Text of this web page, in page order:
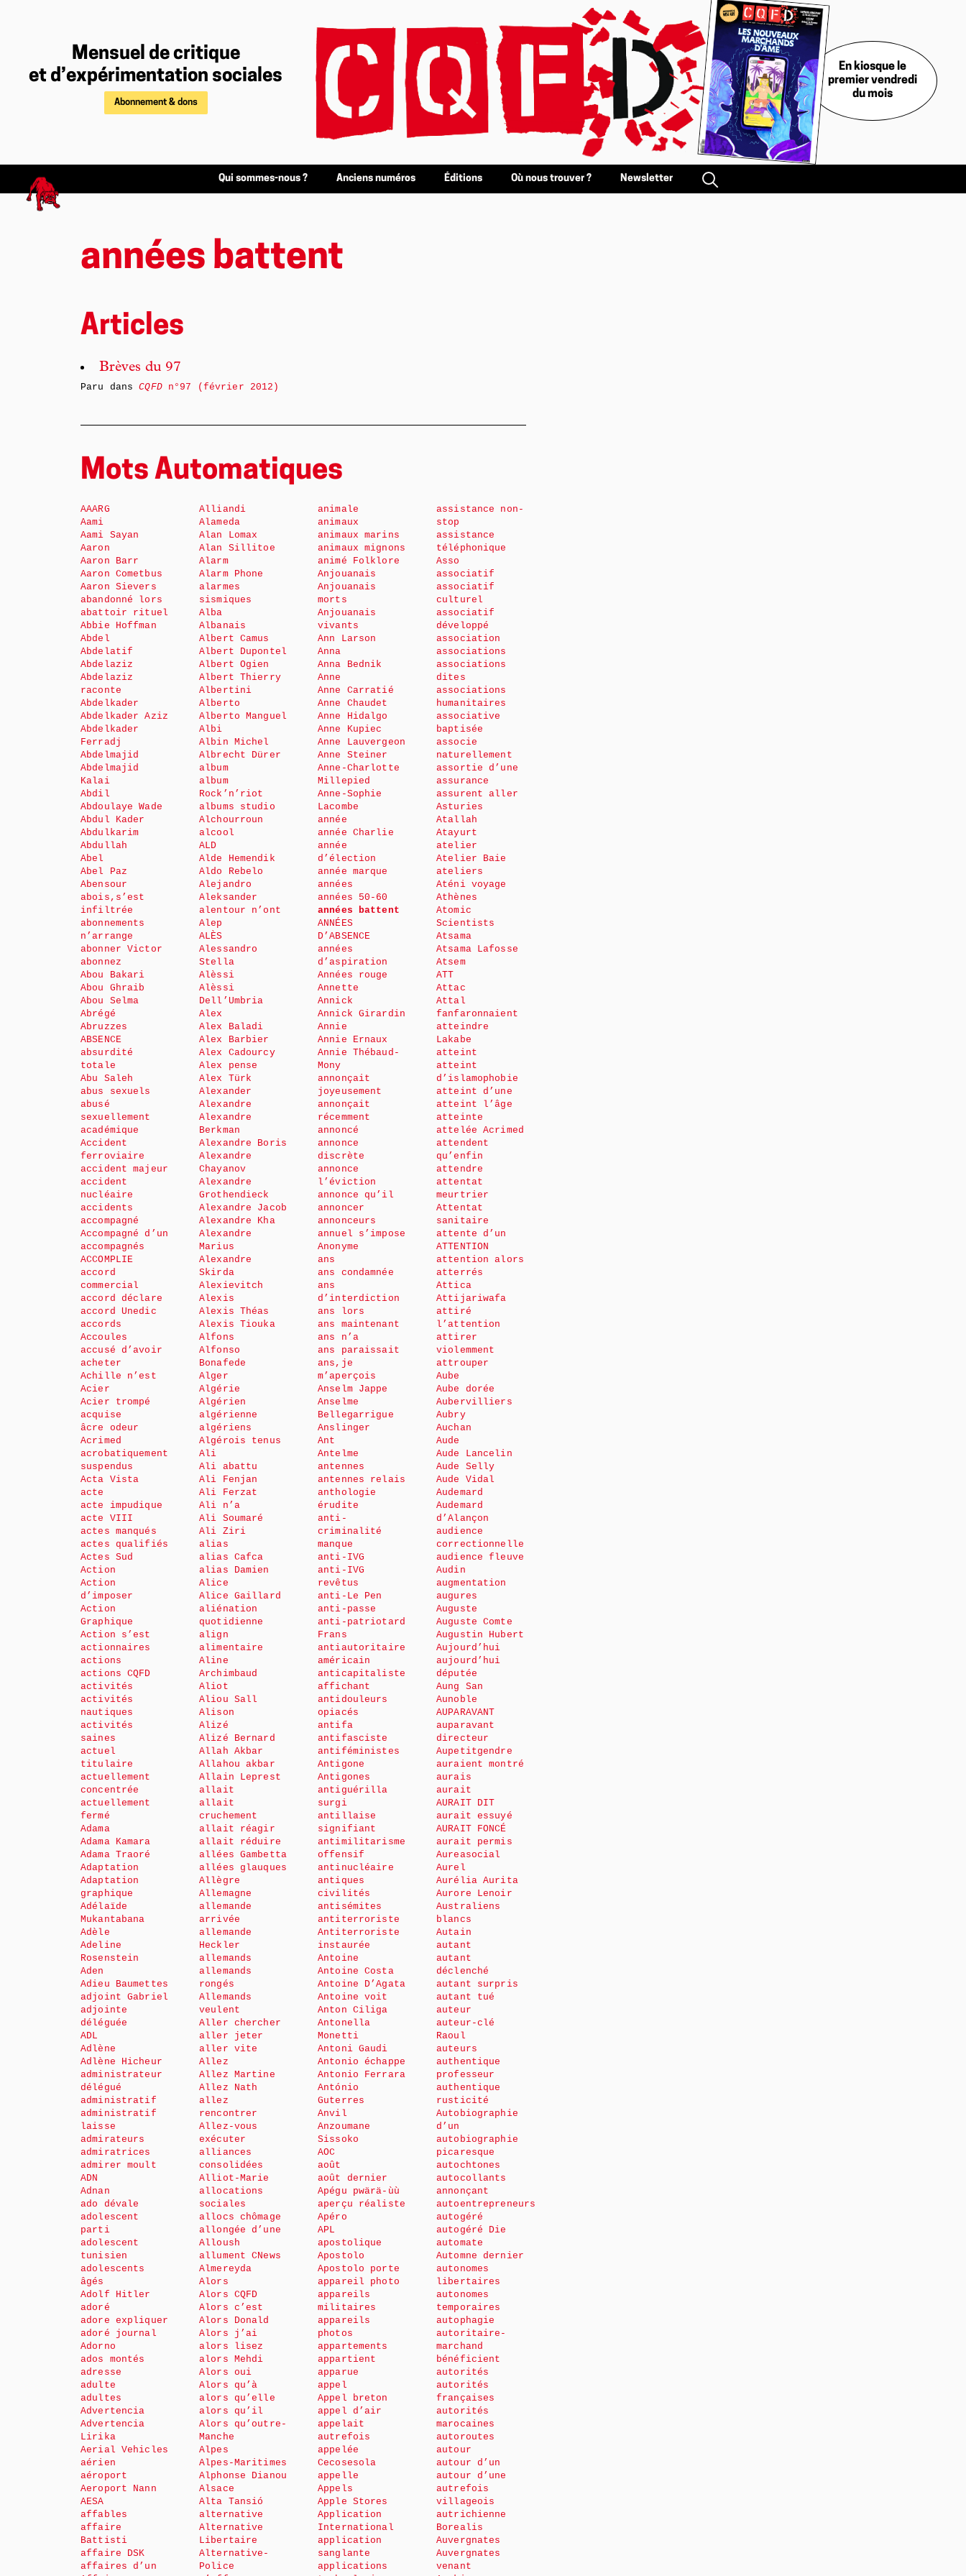
Mensuel de critique
et d’expérimentation sociales
Abonnement & dons
En kiosque le
premier vendredi
du mois
Qui sommes-nous ? Anciens numéros Éditions Où nous trouver ? Newsletter
années battent
Articles
Brèves du 97
Paru dansCQFDn°97 (février 2012)
Mots Automatiques
AAARG
Aami
Aami Sayan
Aaron
Aaron Barr
Aaron Cometbus
Aaron Sievers
abandonné lors
abattoir rituel
Abbie Hoffman
Abdel
Abdelatif
Abdelaziz
Abdelaziz
raconte
Abdelkader
Abdelkader Aziz
Abdelkader
Ferradj
Abdelmajid
Abdelmajid
Kalai
Abdil
Abdoulaye Wade
Abdul Kader
Abdulkarim
Abdullah
Abel
Abel Paz
Abensour
abois,s’est
infiltrée
abonnements
n’arrange
abonner Victor
abonnez
Abou Bakari
Abou Ghraib
Abou Selma
Abrégé
Abruzzes
ABSENCE
absurdité
totale
Abu Saleh
abus sexuels
abusé
sexuellement
académique
Accident
ferroviaire
accident majeur
accident
nucléaire
accidents
accompagné
Accompagné d’un
accompagnés
ACCOMPLIE
accord
commercial
accord déclare
accord Unedic
accords
Accoules
accusé d’avoir
acheter
Achille n’est
Acier
Acier trompé
acquise
âcre odeur
Acrimed
acrobatiquement
suspendus
Acta Vista
acte
acte impudique
acte VIII
actes manqués
actes qualifiés
Actes Sud
Action
Action
d’imposer
Action
Graphique
Action s’est
actionnaires
actions
actions CQFD
activités
activités
nautiques
activités
saines
actuel
titulaire
actuellement
concentrée
actuellement
fermé
Adama
Adama Kamara
Adama Traoré
Adaptation
Adaptation
graphique
Adélaïde
Mukantabana
Adèle
Adeline
Rosenstein
Aden
Adieu Baumettes
adjoint Gabriel
adjointe
déléguée
ADL
Adlène
Adlène Hicheur
administrateur
délégué
administratif
administratif
laisse
admirateurs
admiratrices
admirer moult
ADN
Adnan
ado dévale
adolescent
parti
adolescent
tunisien
adolescents
âgés
Adolf Hitler
adoré
adore expliquer
adoré journal
Adorno
ados montés
adresse
adulte
adultes
Advertencia
Advertencia
Lirika
Aerial Vehicles
aérien
aéroport
Aeroport Nann
AESA
affables
affaire
Battisti
affaire DSK
affaires d’un
Alliandi
Alameda
Alan Lomax
Alan Sillitoe
Alarm
Alarm Phone
alarmes
sismiques
Alba
Albanais
Albert Camus
Albert Dupontel
Albert Ogien
Albert Thierry
Albertini
Alberto
Alberto Manguel
Albi
Albin Michel
Albrecht Dürer
album
album
Rock’n’riot
albums studio
Alchourroun
alcool
ALD
Alde Hemendik
Aldo Rebelo
Alejandro
Aleksander
alentour n’ont
Alep
ALÈS
Alessandro
Stella
Alèssi
Alèssi
Dell’Umbria
Alex
Alex Baladi
Alex Barbier
Alex Cadourcy
Alex pense
Alex Türk
Alexander
Alexandre
Alexandre
Berkman
Alexandre Boris
Alexandre
Chayanov
Alexandre
Grothendieck
Alexandre Jacob
Alexandre Kha
Alexandre
Marius
Alexandre
Skirda
Alexievitch
Alexis
Alexis Théas
Alexis Tiouka
Alfons
Alfonso
Bonafede
Alger
Algérie
Algérien
algérienne
algériens
Algérois tenus
Ali
Ali abattu
Ali Fenjan
Ali Ferzat
Ali n’a
Ali Soumaré
Ali Ziri
alias
alias Cafca
alias Damien
Alice
Alice Gaillard
aliénation
quotidienne
align
alimentaire
Aline
Archimbaud
Aliot
Aliou Sall
Alison
Alizé
Alizé Bernard
Allah Akbar
Allahou akbar
Allain Leprest
allait
allait
cruchement
allait réagir
allait réduire
allées Gambetta
allées glauques
Allègre
Allemagne
allemande
arrivée
allemande
Heckler
allemands
allemands
rongés
Allemands
veulent
Aller chercher
aller jeter
aller vite
Allez
Allez Martine
Allez Nath
allez
rencontrer
Allez-vous
exécuter
alliances
consolidées
Alliot-Marie
allocations
sociales
allocs chômage
allongée d’une
Alloush
allument CNews
Almereyda
Alors
Alors CQFD
Alors c’est
Alors Donald
Alors j’ai
alors lisez
alors Mehdi
Alors oui
Alors qu’à
alors qu’elle
alors qu’il
Alors qu’outre-
Manche
Alpes
Alpes-Maritimes
Alphonse Dianou
Alsace
Alta Tansió
alternative
Alternative
Libertaire
Alternative-
Police
animale
animaux
animaux marins
animaux mignons
animé Folklore
Anjouanais
Anjouanais
morts
Anjouanais
vivants
Ann Larson
Anna
Anna Bednik
Anne
Anne Carratié
Anne Chaudet
Anne Hidalgo
Anne Kupiec
Anne Lauvergeon
Anne Steiner
Anne-Charlotte
Millepied
Anne-Sophie
Lacombe
année
année Charlie
année
d’élection
année marque
années
années 50-60
années battent
ANNÉES
D’ABSENCE
années
d’aspiration
Années rouge
Annette
Annick
Annick Girardin
Annie
Annie Ernaux
Annie Thébaud-
Mony
annonçait
joyeusement
annonçait
récemment
annoncé
annonce
discrète
annonce
l’éviction
annonce qu’il
annoncer
annonceurs
annuel s’impose
Anonyme
ans
ans condamnée
ans
d’interdiction
ans lors
ans maintenant
ans n’a
ans paraissait
ans,je
m’aperçois
Anselm Jappe
Anselme
Bellegarrigue
Anslinger
Ant
Antelme
antennes
antennes relais
anthologie
érudite
anti-
criminalité
manque
anti-IVG
anti-IVG
revêtus
anti-Le Pen
anti-passe
anti-patriotard
Frans
antiautoritaire
américain
anticapitaliste
affichant
antidouleurs
opiacés
antifa
antifasciste
antiféministes
Antigone
Antigones
antiguérilla
surgi
antillaise
signifiant
antimilitarisme
offensif
antinucléaire
antiques
civilités
antisémites
antiterroriste
Antiterroriste
instaurée
Antoine
Antoine Costa
Antoine D’Agata
Antoine voit
Anton Ciliga
Antonella
Monetti
Antoni Gaudi
Antonio échappe
Antonio Ferrara
António
Guterres
Anvil
Anzoumane
Sissoko
AOC
août
août dernier
Apégu pwärä-ùù
aperçu réaliste
Apéro
APL
apostolique
Apostolo
Apostolo porte
appareil photo
appareils
militaires
appareils
photos
appartements
appartient
apparue
appel
Appel breton
appel d’air
appelait
autrefois
appelée
Cecosesola
appelle
Appels
Apple Stores
Application
International
application
sanglante
applications
assistance non-
stop
assistance
téléphonique
Asso
associatif
associatif
culturel
associatif
développé
association
associations
associations
dites
associations
humanitaires
associative
baptisée
associe
naturellement
assortie d’une
assurance
assurent aller
Asturies
Atallah
Atayurt
atelier
Atelier Baie
ateliers
Aténi voyage
Athènes
Atomic
Scientists
Atsama
Atsama Lafosse
Atsem
ATT
Attac
Attal
fanfaronnaient
atteindre
Lakabe
atteint
atteint
d’islamophobie
atteint d’une
atteint l’âge
atteinte
attelée Acrimed
attendent
qu’enfin
attendre
attentat
meurtrier
Attentat
sanitaire
attente d’un
ATTENTION
attention alors
atterrés
Attica
Attijariwafa
attiré
l’attention
attirer
violemment
attrouper
Aube
Aube dorée
Aubervilliers
Aubry
Auchan
Aude
Aude Lancelin
Aude Selly
Aude Vidal
Audemard
Audemard
d’Alançon
audience
correctionnelle
audience fleuve
Audin
augmentation
augures
Auguste
Auguste Comte
Augustin Hubert
Aujourd’hui
aujourd’hui
députée
Aung San
Aunoble
AUPARAVANT
auparavant
directeur
Aupetitgendre
auraient montré
aurais
aurait
AURAIT DIT
aurait essuyé
AURAIT FONCÉ
aurait permis
Aureasocial
Aurel
Aurélia Aurita
Aurore Lenoir
Australiens
blancs
Autain
autant
autant
déclenché
autant surpris
autant tué
auteur
auteur-clé
Raoul
auteurs
authentique
professeur
authentique
rusticité
Autobiographie
d’un
autobiographie
picaresque
autochtones
autocollants
annonçant
autoentrepreneurs
autogéré
autogéré Die
automate
Automne dernier
autonomes
libertaires
autonomes
temporaires
autophagie
autoritaire-
marchand
bénéficient
autorités
autorités
françaises
autorités
marocaines
autoroutes
autour
autour d’un
autour d’une
autrefois
villageois
autrichienne
Borealis
Auvergnates
Auvergnates
venant